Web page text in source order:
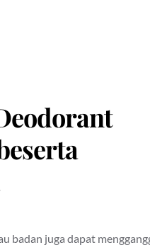
badan juga dapat